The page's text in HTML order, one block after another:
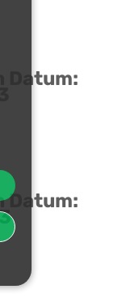
Datum:
Datum: